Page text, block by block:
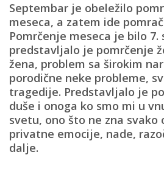
Septembar je obeležilo
meseca, a zatem ide
Pomrčenje meseca je bilo 7.
predstavljalo je pomrčenje
žena, problem sa širokim
porodične neke probleme,
tragedije. Predstavljalo je
duše i onoga ko smo mi u
svetu, ono što ne zna svako
privatne emocije, nade,
dalje.